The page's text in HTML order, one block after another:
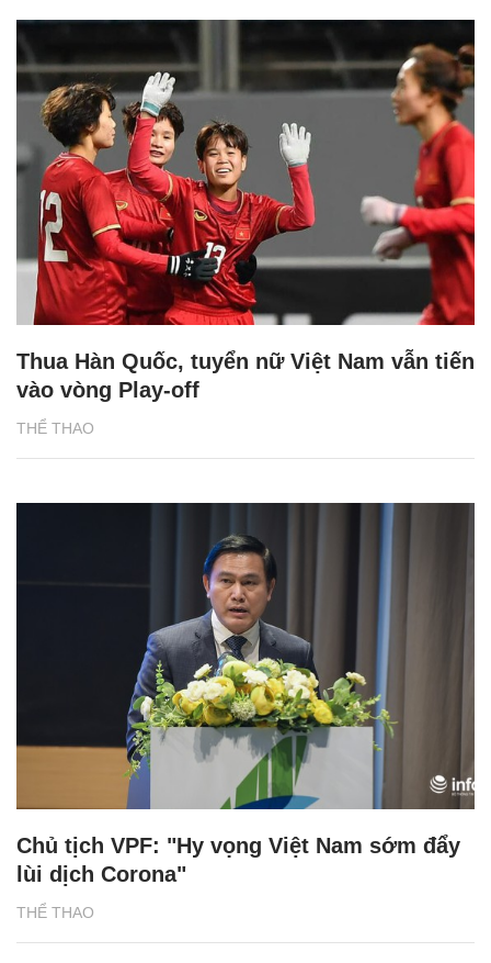
THỂ THAO
Thua Hàn Quốc, tuyển nữ Việt Nam vẫn tiến
vào vòng Play-off
THỂ THAO
Chủ tịch VPF: "Hy vọng Việt Nam sớm đẩy
lùi dịch Corona"